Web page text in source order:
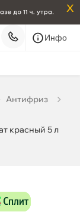
x
Инфо
Антифриз
красный 5 л
красный 5
заказе от 2000₽)